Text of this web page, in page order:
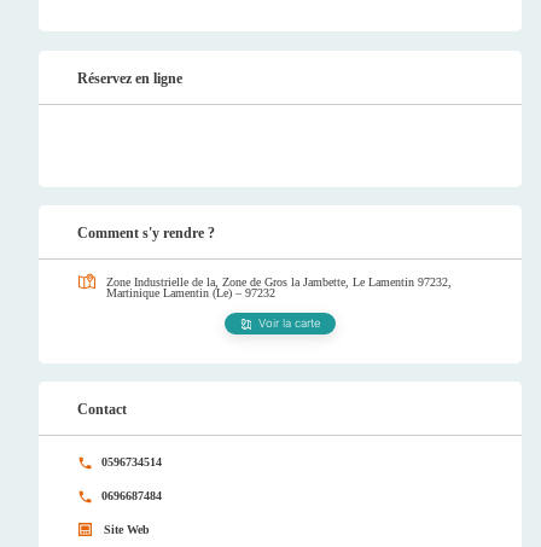
Réservez en ligne
Comment s'y rendre ?
Zone Industrielle de la, Zone de Gros la Jambette, Le Lamentin 97232,
Martinique Lamentin (Le) – 97232
Voir la carte
Contact
0596734514
0696687484
Site Web